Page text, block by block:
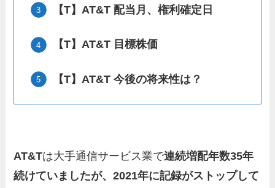
【T】AT&T配当月、権利確定日
【T】AT&T 目標株価
【T】AT&T今後の将来性は？
AT&Tは大手通信サービス業で連続増配年数35年
続けていましたが、2021年に記録がストップして